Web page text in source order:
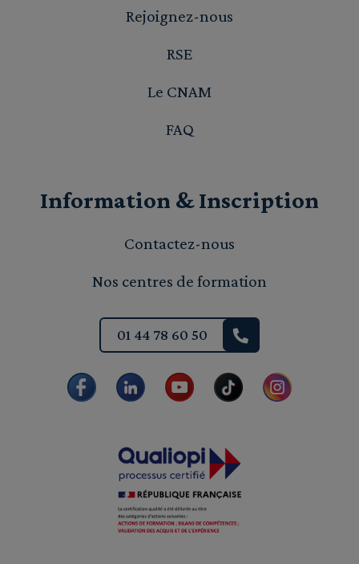
Rejoignez-nous
RSE
Le CNAM
FAQ
Information & Inscription
Contactez-nous
Nos centres de formation
01 44 78 60 50